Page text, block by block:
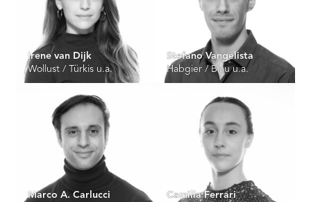
Irene van Dijk
Wollust / Türkis u.a.
Stefano Vangelista
Habgier / Blau u.a.
Marco A. Carlucci
Camilla Ferrari